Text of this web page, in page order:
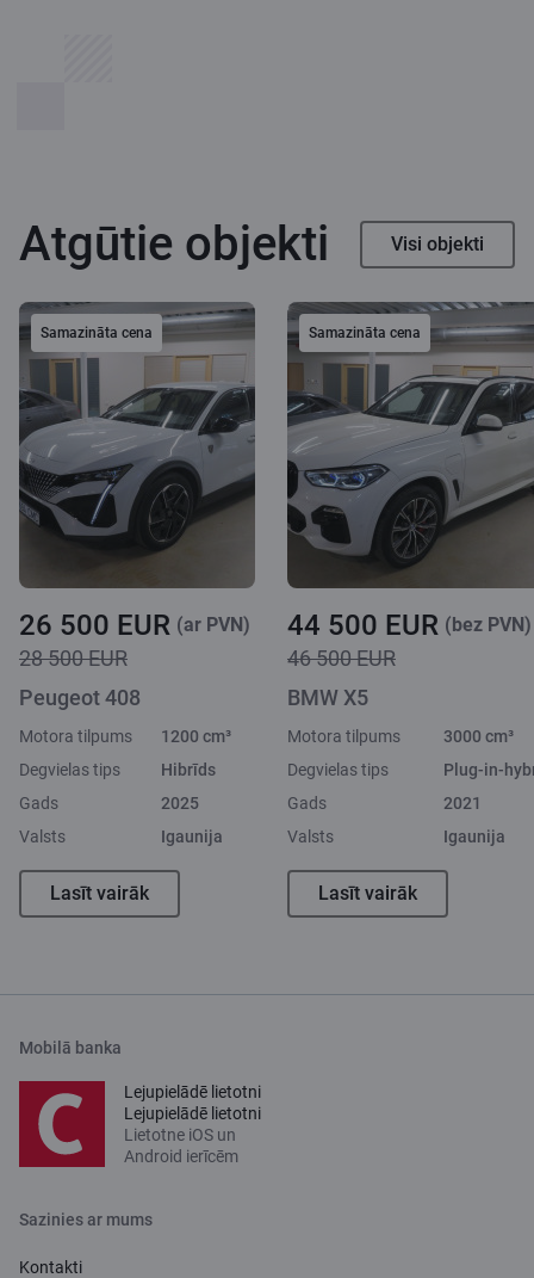
Atgūtie objekti Visi objekti
Samazināta cena
26 500 EUR (ar PVN)
28 500 EUR
Peugeot 408
Motora tilpums
1200 cm³
Degvielas tips
Hibrīds
Gads
2025
Valsts
Igaunija
Lasīt vairāk
Samazināta cena
44 500 EUR (bez PVN)
46 500 EUR
BMW X5
Motora tilpums
3000 cm³
Degvielas tips
Plug-in-
Gads
2021
Valsts
Igaunija
Lasīt vairāk
Mobilā banka
Lejupielādē lietotni
Lejupielādē lietotni
Lietotne iOS un
Android ierīcēm
Sazinies ar mums
Kontakti